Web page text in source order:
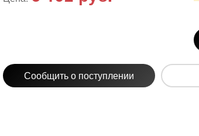
Сообщить о поступлении